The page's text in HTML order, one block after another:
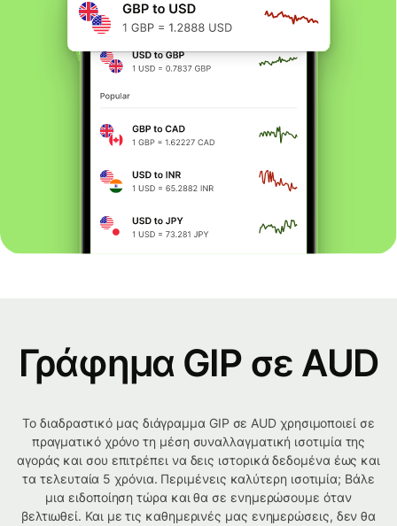
Γράφημα GIP σε AUD
Το διαδραστικό μας διάγραμμα GIP σε AUD χρησιμοποιεί σε
πραγματικό χρόνο τη μέση συναλλαγματική ισοτιμία της
αγοράς και σου επιτρέπει να δεις ιστορικά δεδομένα έως και
τα τελευταία 5 χρόνια. Περιμένεις καλύτερη ισοτιμία; Βάλε
μια ειδοποίηση τώρα και θα σε ενημερώσουμε όταν
βελτιωθεί. Και με τις καθημερινές μας ενημερώσεις, δεν θα